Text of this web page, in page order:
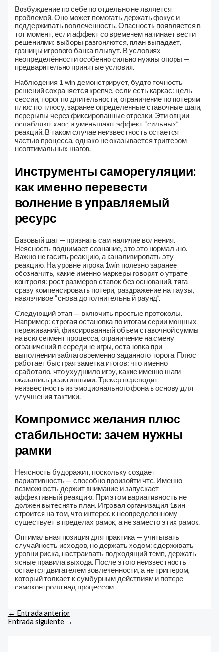
Возбуждение по себе по отдельно не является
проблемой. Оно может помогать держать фокус и
поддерживать вовлеченность. Опасность появляется в
тот момент, если аффект со временем начинает вести
решениями: выборы разгоняются, план выпадает,
границы игрового банка плывут. В условиях
неопределённости особенно сильно нужны опоры —
предварительно принятые условия.
Наблюдения 1 win демонстрирует, будто точность
решений сохраняется крепче, если есть каркас: цель
сессии, порог по длительности, ограничение по потерям
плюс по плюсу, заранее определенные ставочные шаги,
перерывы через фиксированные отрезки. Эти опции
ослабляют хаос и уменьшают эффект “сильных”
реакций. В таком случае неизвестность остается
частью процесса, однако не оказывается триггером
неоптимальных шагов.
Инструменты саморегуляции:
как именно перевести
волнение в управляемый
ресурс
Базовый шаг — признать сам наличие волнения.
Неясность поднимает сознание, это это нормально.
Важно не гасить реакцию, а канализировать эту
реакцию. На уровне игрока 1win полезно заранее
обозначить, какие именно маркеры говорят о утрате
контроля: рост размеров ставок без оснований, тяга
сразу компенсировать потери, раздражение на паузы,
навязчивое “снова дополнительный раунд”.
Следующий этап — включить простые протоколы.
Например: строгая остановка по итогам серии мощных
переживаний, фиксированный объем ставочной суммы
на всю сегмент процесса, ограничение на смену
ограничений в середине игры, остановка при
выполнении заблаговременно заданного порога. Плюс
работает быстрая заметка итогов: что именно
сработало, что ухудшило игру, какие именно шаги
оказались реактивными. Трекер переводит
неизвестность из эмоционального фона в основу для
улучшения тактики.
Компромисс желания плюс
стабильности: зачем нужны
рамки
Неясность будоражит, поскольку создает
вариативность — способно произойти что. Именно
возможность держит внимание и запускает
аффективный реакцию. При этом вариативность не
должен вытеснять план. Игровая организация 1вин
строится на том, что интерес к неопределенному
существует в пределах рамок, а не заместо этих рамок.
Оптимальная позиция для практика — учитывать
случайность исходов, но держать ходом: сдерживать
уровни риска, настраивать подходящий темп, держать
ясные правила выхода. После этого неизвестность
остается двигателем вовлеченности, а не триггером,
который толкает к сумбурным действиям и потере
самоконтроля над процессом.
← Entrada anterior
Entrada siguiente →